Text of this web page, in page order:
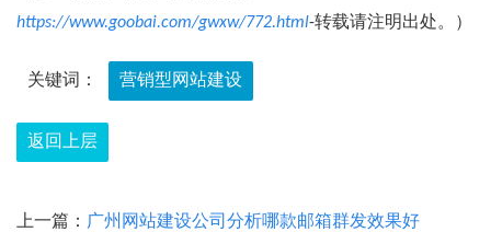
https://www.goobai.com/gwxw/772.html-转载请注明出处。）
关键词： 营销型网站建设
返回上层
上一篇： 广州网站建设公司分析哪款邮箱群发效果好